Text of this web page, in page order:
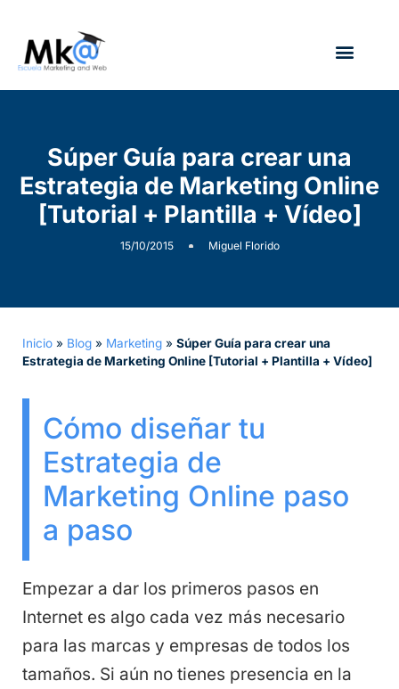
Súper Guía para crear una
Estrategia de Marketing Online
[Tutorial + Plantilla + Vídeo]
15/10/2015 Miguel Florido
Inicio » Blog » Marketing » Súper Guía para crear una
Estrategia de Marketing Online [Tutorial + Plantilla + Vídeo]
Cómo diseñar tu
Estrategia de
Marketing Online paso
a paso
Empezar a dar los primeros pasos en
Internet es algo cada vez más necesario
para las marcas y empresas de todos los
tamaños. Si aún no tienes presencia en la